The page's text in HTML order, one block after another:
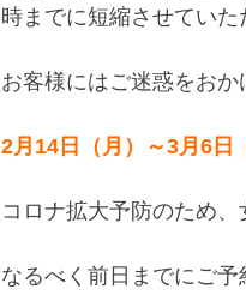
時までに短縮させていた
お客様にはご迷惑をおか
2月14日（月）～3月6日
コロナ拡大予防のため
なるべく前日までにご予